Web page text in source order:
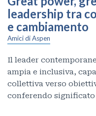
leadership tra
e cambiamento
Amici di Aspen
Il leader
ampia e inclusiva,
collettiva verso
conferendo